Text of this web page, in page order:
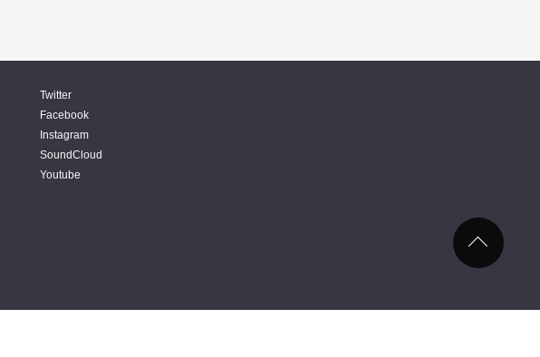
Twitter
Facebook
Instagram
SoundCloud
Youtube